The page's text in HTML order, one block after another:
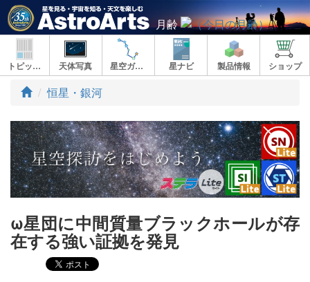
月齢
トピックス 天体写真 星空ガイド 星ナビ 製品情報 ショップ
ト
プ
恒星・銀河
ω星団に中間質量ブラックホールが存
在する強い証拠を発見